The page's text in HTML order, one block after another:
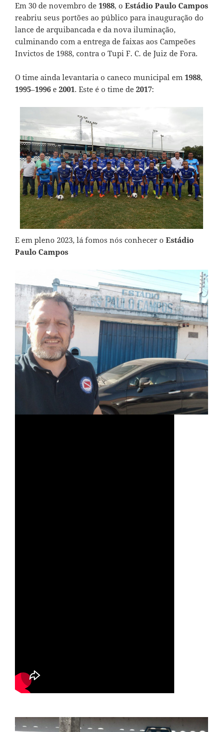
Em 30 de novembro de 1988, o Estádio Paulo Campos
reabriu seus portões ao público para inauguração do
lance de arquibancada e da nova iluminação,
culminando com a entrega de faixas aos Campeões
Invictos de 1988, contra o Tupi F. C. de Juiz de Fora.
O time ainda levantaria o caneco municipal em 1988,
1995–1996 e 2001. Este é o time de 2017:
E em pleno 2023, lá fomos nós conhecer o Estádio
Paulo Campos